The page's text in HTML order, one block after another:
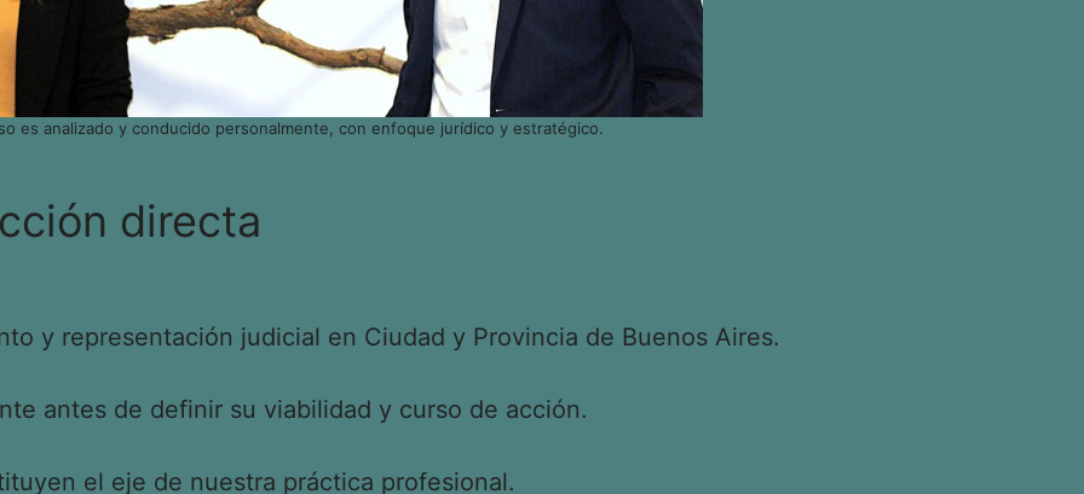
es analizado y conducido personalmente, con enfoque jurídico y estratégico.
directa
y representación judicial en Ciudad y Provincia de Buenos Aires.
antes de definir su viabilidad y curso de acción.
el eje de nuestra práctica profesional.